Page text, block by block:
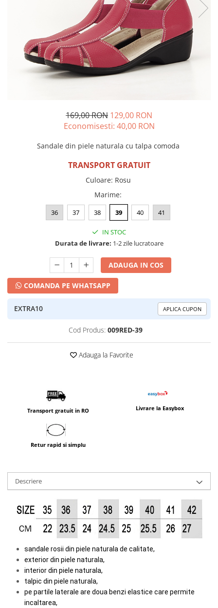
Incaltamine primavara-vara piele
Camasi si topuri
Blugi si pantaloni
Fuste
Pulovere si cardigane
169,00 RON 129,00 RON
Economisesti: 40,00 RON
Sandale din piele naturala cu talpa comoda
TRANSPORT GRATUIT
Culoare: Rosu
Marime:
36 37 38 39 40 41
IN STOC
Durata de livrare: 1-2 zile lucratoare
ADAUGA IN COS
COMANDA PE WHATSAPP
EXTRA10 APLICA CUPON
Cod Produs: 009RED-39
Adauga la Favorite
Transport gratuit in RO Livrare la Easybox
Retur rapid si simplu
Descriere
sandale rosii din piele naturala de calitate,
exterior din piele naturala,
interior din piele naturala,
talpic din piele naturala,
pe partile laterale are doua benzi elastice care permite
incaltarea,